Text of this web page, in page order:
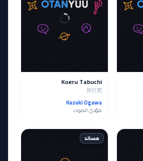
Koeru Tabuchi
田打肥
Kazuki Ogawa
مؤدي الصوت
مساند